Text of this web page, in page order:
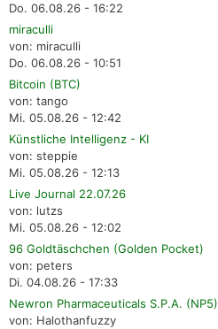
Do. 06.08.26 - 16:22
miraculli
von: miraculli
Do. 06.08.26 - 10:51
Bitcoin (BTC)
von: tango
Mi. 05.08.26 - 12:42
Künstliche Intelligenz - KI
von: steppie
Mi. 05.08.26 - 12:13
Live Journal 22.07.26
von: lutzs
Mi. 05.08.26 - 12:02
96 Goldtäschchen (Golden Pocket)
von: peters
Di. 04.08.26 - 17:33
Newron Pharmaceuticals S.P.A. (NP5)
von: Halothanfuzzy